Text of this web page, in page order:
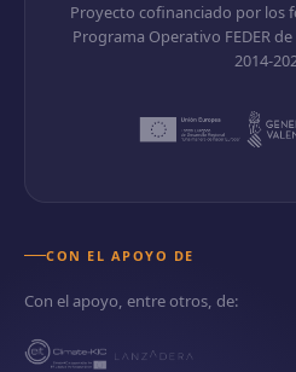
Proyecto cofinanciado por los
Programa Operativo FEDER
2014-
CON EL APOYO DE
Con el apoyo, entre otros, de: